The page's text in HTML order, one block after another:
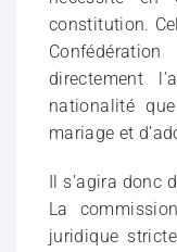
constitution.
directement
nationalité
mariage et
Il s’agira donc
La
juridique